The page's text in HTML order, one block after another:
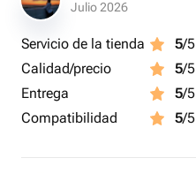
Julio 2026
Servicio de la tienda 5/5
Calidad/precio
5/5
Entrega
5/5
Compatibilidad
5/5